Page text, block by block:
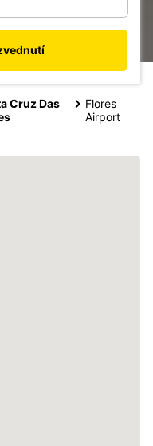
Cruz Das
Flores
Airport